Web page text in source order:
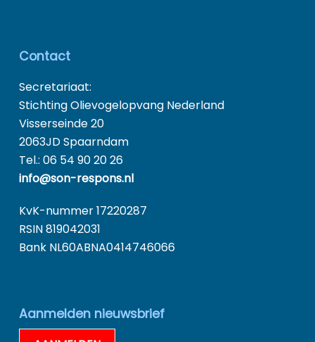
Contact
Secretariaat:
Stichting Olievogelopvang Nederland
Visserseinde 20
2063JD Spaarndam
Tel.: 06 54 90 20 26
info@son-respons.nl
KvK-nummer 17220287
RSIN 819042031
Bank NL60ABNA0414746066
Aanmelden nieuwsbrief